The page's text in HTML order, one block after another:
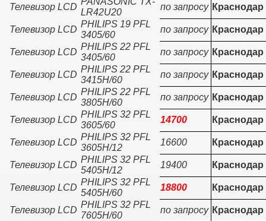
Телевизор LCD
LR42U20
по запросу Краснодар
Телевизор LCD
PHILIPS 19 PFL
3405/60
по запросу Краснодар
Телевизор LCD
PHILIPS 22 PFL
3405/60
по запросу Краснодар
Телевизор LCD
PHILIPS 22 PFL
3415H/60
по запросу Краснодар
Телевизор LCD
PHILIPS 22 PFL
3805H/60
по запросу Краснодар
Телевизор LCD
PHILIPS 32 PFL
3605/60
14700 Краснодар
Телевизор LCD
PHILIPS 32 PFL
3605H/12
16600 Краснодар
Телевизор LCD
PHILIPS 32 PFL
5405H/12
19400 Краснодар
Телевизор LCD
PHILIPS 32 PFL
5405H/60
18800 Краснодар
Телевизор LCD
PHILIPS 32 PFL
7605H/60
по запросу Краснодар